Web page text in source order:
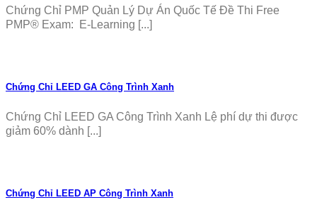
Chứng Chỉ PMP Quản Lý Dự Án Quốc Tế Đề Thi Free
PMP® Exam: E-Learning [...]
Chứng Chỉ LEED GA Công Trình Xanh
Chứng Chỉ LEED GA Công Trình Xanh Lệ phí dự thi được
giảm 60% dành [...]
Chứng Chỉ LEED AP Công Trình Xanh